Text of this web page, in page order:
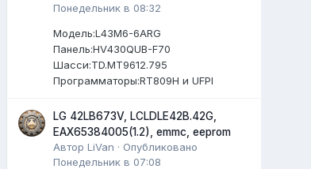
Понедельник в 08:32
Модель:L43M6-6ARG
Панель:HV430QUB-F70
Шасси:TD.MT9612.795
Программаторы:RT809H и UFPI
LG 42LB673V, LCLDLE42B.42G,
EAX65384005(1.2), emmc, eeprom
АвторLiVan · Опубликовано
Понедельник в 07:08